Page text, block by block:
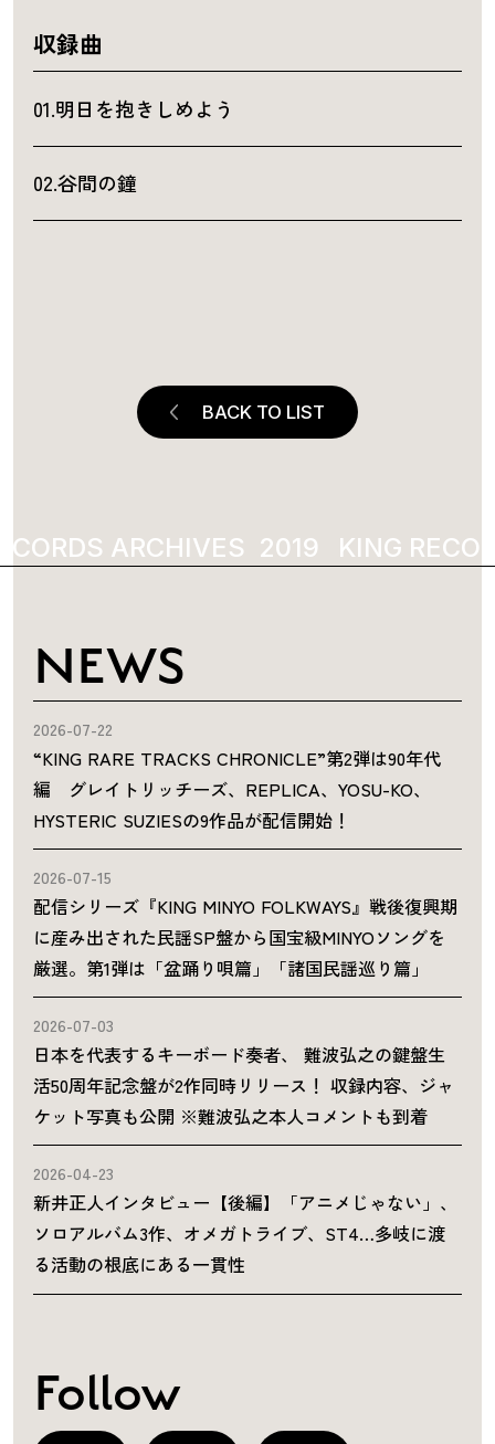
収録曲
01.明日を抱きしめよう
02.谷間の鐘
BACK TO LIST
ARCHIVES 2019 KING
NEWS
2026-07-22
“KING RARE TRACKS CHRONICLE”第2弾は90年代
編 グレイトリッチーズ、REPLICA、YOSU-KO、
HYSTERIC SUZIESの9作品が配信開始！
2026-07-15
配信シリーズ『KING MINYO FOLKWAYS』戦後復興期
に産み出された民謡SP盤から国宝級MINYOソングを
厳選。第1弾は「盆踊り唄篇」「諸国民謡巡り篇」
2026-07-03
日本を代表するキーボード奏者、 難波弘之の鍵盤生
活50周年記念盤が2作同時リリース！ 収録内容、ジャ
ケット写真も公開 ※難波弘之本人コメントも到着
2026-04-23
新井正人インタビュー【後編】「アニメじゃない」、
ソロアルバム3作、オメガトライブ、ST4…多岐に渡
る活動の根底にある一貫性
Follow